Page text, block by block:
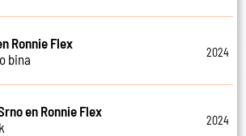
Ronnie Flex
bina
2024
en Ronnie Flex
2024